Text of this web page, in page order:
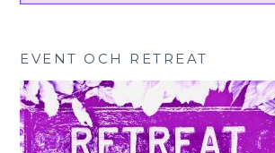
EVENT OCH RETREAT